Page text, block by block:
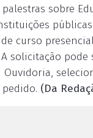
sobre
curso
solicitação
Ouvidoria,
(Da